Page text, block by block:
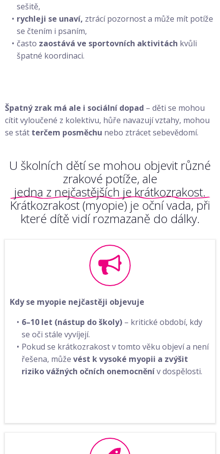
sešitě,
rychleji se unaví, ztrácí pozornost a může mít potíže
se čtením i psaním,
často zaostává ve sportovních aktivitách kvůli
špatné koordinaci.
Špatný zrak má ale i sociální dopad – děti se mohou
cítit vyloučené z kolektivu, hůře navazují vztahy, mohou
se stát terčem posměchu nebo ztrácet sebevědomí.
U školních dětí se mohou objevit různé
zrakové potíže, ale
jedna z nejčastějších je krátkozrakost.
Krátkozrakost (myopie) je oční vada, při
které dítě vidí rozmazaně do dálky.
Kdy se myopie nejčastěji objevuje
6–10 let (nástup do školy)– kritické období, kdy
se oči stále vyvíjejí.
Pokud se krátkozrakost v tomto věku objeví a není
řešena, může vést k vysoké myopii a zvýšit
riziko vážných očních onemocněnív dospělosti.